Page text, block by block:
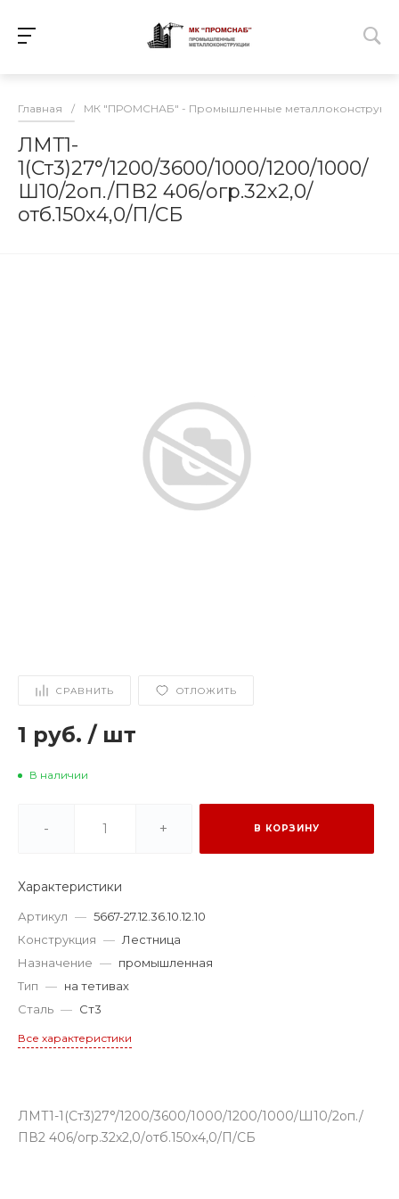
Главная / МК "ПРОМСНАБ" - Промышленные
ЛМТ1-
1(Ст3)27°/1200/3600/1000/1200/1000/
Ш10/2оп./ПВ2 406/огр.32х2,0/
отб.150х4,0/П/СБ
СРАВНИТЬ ОТЛОЖИТЬ
1 руб. / шт
В наличии
- + В КОРЗИНУ
Характеристики
Артикул — 5667-27.12.36.10.12.10
Конструкция — Лестница
Назначение — промышленная
Тип — на тетивах
Сталь — Ст3
Все характеристики
ЛМТ1-1(Ст3)27°/1200/3600/1000/1200/1000/Ш10/2оп./
ПВ2 406/огр.32х2,0/отб.150х4,0/П/СБ